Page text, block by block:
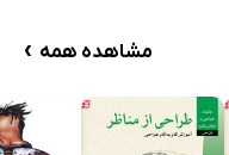
مشاهده همه ›